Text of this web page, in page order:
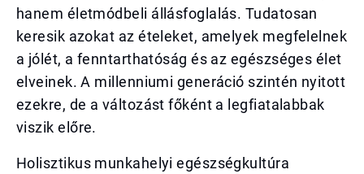
hanem életmódbeli állásfoglalás. Tudatosan
keresik azokat az ételeket, amelyek megfelelnek
a jólét, a fenntarthatóság és az egészséges élet
elveinek. A millenniumi generáció szintén nyitott
ezekre, de a változást főként a legfiatalabbak
viszik előre.
Holisztikus munkahelyi egészségkultúra